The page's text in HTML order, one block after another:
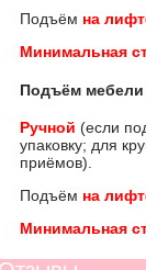
Подъём на
Минимальная
Подъём мебели
Ручной (если
упаковку; для
приёмов).
Подъём на
Минимальная